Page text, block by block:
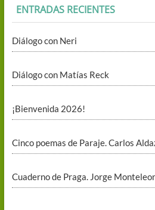
ENTRADAS RECIENTES
Diálogo con Neri
Diálogo con Matías Reck
¡Bienvenida 2026!
Cinco poemas de Paraje. Carlos
Cuaderno de Praga. Jorge